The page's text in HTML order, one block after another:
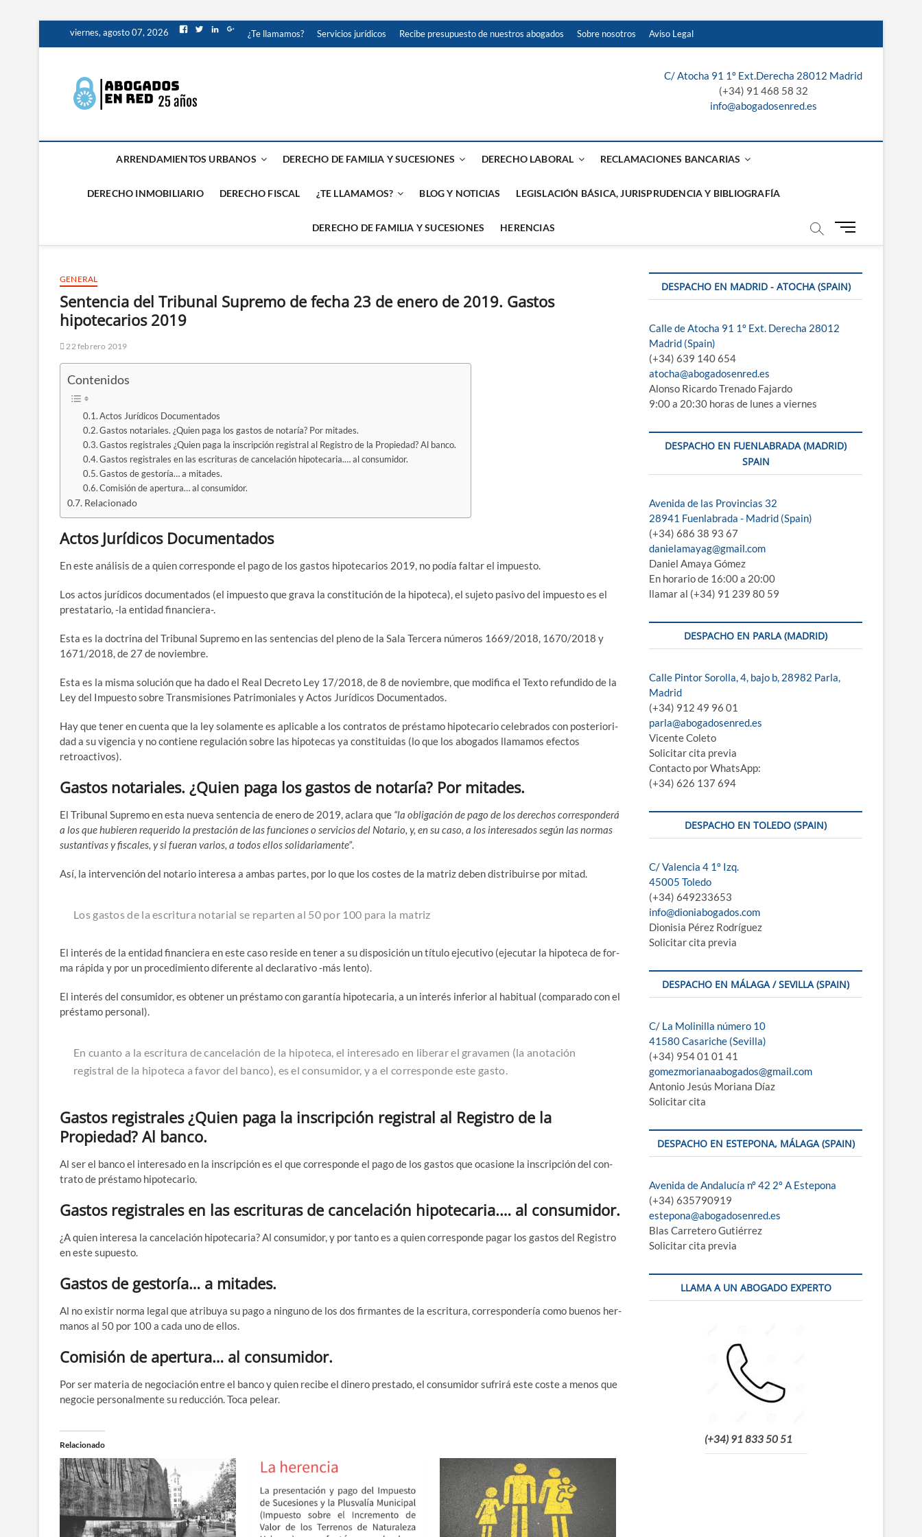
viernes, agosto 07, 2026 FacebookTwitterLinkedInGoogle+
¿Te llamamos? Servicios jurídicos Recibe presupuesto de nuestros abogados Sobre nosotros Aviso Legal
de
nuestros
Abogados en Red: Madrid, Toledo, Malaga, Sevilla y
C/ Atocha 91 1º Ext.Derecha 28012 Madrid
(+34) 91 468 58 32
info@abogadosenred.es
ARRENDAMIENTOS URBANOS DERECHO DE FAMILIA Y SUCESIONES DERECHO LABORAL RECLAMACIONES BANCARIAS
DERECHO INMOBILIARIO DERECHO FISCAL ¿TE LLAMAMOS? BLOG Y NOTICIAS LEGISLACIÓN BÁSICA, JURISPRUDENCIA Y BIBLIOGRAFÍA
DERECHO DE FAMILIA Y SUCESIONES HERENCIAS
B
ó
n
d
GENERAL
Sentencia del Tribunal Supremo de fecha 23 de enero de 2019. Gastos
hipotecarios 2019
22 febrero 2019
Con­te­ni­dos
Actos Jurí­di­cos Documentados
Gas­tos nota­ria­les. ¿Quien paga los gas­tos de nota­ría? Por mitades.
Gas­tos regis­tra­les ¿Quien paga la ins­crip­ción regis­tral al Regis­tro de la Pro­pie­dad? Al banco.
Gas­tos regis­tra­les en las escri­tu­ras de can­ce­la­ción hipo­te­ca­ria.… al consumidor.
Gas­tos de ges­to­ría… a mitades.
Comi­sión de aper­tu­ra… al consumidor.
Rela­cio­na­do
Actos Jurídicos Documentados
En este aná­li­sis de a quien corres­pon­de el pago de los gas­tos hipo­te­ca­rios 2019, no podía fal­tar el impuesto.
Los actos jurí­di­cos docu­men­ta­dos (el impues­to que gra­va la cons­ti­tu­ción de la hipo­te­ca), el suje­to pasi­vo del impues­to es el
pres­ta­ta­rio, ‑la enti­dad financiera-.
Esta es la doc­tri­na del Tri­bu­nal Supre­mo en las sen­ten­cias del pleno de la Sala Ter­ce­ra núme­ros 1669/​2018, 1670/​2018 y
1671/​2018, de 27 de noviembre.
Esta es la mis­ma solu­ción que ha dado el Real Decre­to Ley 17/​2018, de 8 de noviem­bre, que modi­fi­ca el Tex­to refun­di­do de la
Ley del Impues­to sobre Trans­mi­sio­nes Patri­mo­nia­les y Actos Jurí­di­cos Documentados.
Hay que tener en cuen­ta que la ley sola­men­te es apli­ca­ble a los con­tra­tos de prés­ta­mo hipo­te­ca­rio cele­bra­dos con pos­te­rio­ri­
dad a su vigen­cia y no con­tie­ne regu­la­ción sobre las hipo­te­cas ya cons­ti­tui­das (lo que los abo­ga­dos lla­ma­mos efec­tos
retroactivos).
Gastos notariales. ¿Quien paga los gastos de notaría? Por mitades.
El Tri­bu­nal Supre­mo en esta nue­va sen­ten­cia de enero de 2019, acla­ra que “la obli­ga­ción de pago de los dere­chos corres­pon­de­rá
a los que hubie­ren reque­ri­do la pres­ta­ción de las fun­cio­nes o ser­vi­cios del Nota­rio, y, en su caso, a los intere­sa­dos según las nor­mas
sus­tan­ti­vas y fis­ca­les, y si fue­ran varios, a todos ellos soli­da­ria­men­te”.
Así, la inter­ven­ción del nota­rio intere­sa a ambas par­tes, por lo que los cos­tes de la matriz deben dis­tri­buir­se por mitad.
Los gas­tos de la escri­tu­ra nota­rial se repar­ten al 50 por 100 para la matriz
El inte­rés de la enti­dad finan­cie­ra en este caso resi­de en tener a su dis­po­si­ción un títu­lo eje­cu­ti­vo (eje­cu­tar la hipo­te­ca de for­
ma rápi­da y por un pro­ce­di­mien­to dife­ren­te al decla­ra­ti­vo ‑más lento).
El inte­rés del con­su­mi­dor, es obte­ner un prés­ta­mo con garan­tía hipo­te­ca­ria, a un inte­rés infe­rior al habi­tual (com­pa­ra­do con el
prés­ta­mo personal).
En cuan­to a la escri­tu­ra de can­ce­la­ción de la hipo­te­ca, el intere­sa­do en libe­rar el gra­va­men (la ano­ta­ción
regis­tral de la hipo­te­ca a favor del ban­co), es el con­su­mi­dor, y a el corres­pon­de este gasto.
Gastos registrales ¿Quien paga la inscripción registral al Registro de la
Propiedad? Al banco.
Al ser el ban­co el intere­sa­do en la ins­crip­ción es el que corres­pon­de el pago de los gas­tos que oca­sio­ne la ins­crip­ción del con­
tra­to de prés­ta­mo hipotecario.
Gastos registrales en las escrituras de cancelación hipotecaria.… al consumidor.
¿A quien intere­sa la can­ce­la­ción hipo­te­ca­ria? Al con­su­mi­dor, y por tan­to es a quien corres­pon­de pagar los gas­tos del Regis­tro
en este supuesto.
Gastos de gestoría… a mitades.
Al no exis­tir nor­ma legal que atri­bu­ya su pago a nin­guno de los dos fir­man­tes de la escri­tu­ra, corres­pon­de­ría como bue­nos her­
ma­nos al 50 por 100 a cada uno de ellos.
Comisión de apertura… al consumidor.
Por ser mate­ria de nego­cia­ción entre el ban­co y quien reci­be el dine­ro pres­ta­do, el con­su­mi­dor sufri­rá este cos­te a menos que
nego­cie per­so­nal­men­te su reduc­ción. Toca pelear.
Relacionado
DESPACHO EN MADRID - ATOCHA (SPAIN)
Calle de Atocha 91 1º Ext. Derecha 28012
Madrid (Spain)
(+34) 639 140 654
atocha@abogadosenred.es
Alonso Ricardo Trenado Fajardo
9:00 a 20:30 horas de lunes a viernes
DESPACHO EN FUENLABRADA (MADRID)
SPAIN
Avenida de las Provincias 32
28941 Fuenlabrada - Madrid (Spain)
(+34) 686 38 93 67
danielamayag@gmail.com
Daniel Amaya Gómez
En horario de 16:00 a 20:00
llamar al (+34) 91 239 80 59
DESPACHO EN PARLA (MADRID)
Calle Pintor Sorolla, 4, bajo b, 28982 Parla,
Madrid
(+34) 912 49 96 01
parla@abogadosenred.es
Vicente Coleto
Solicitar cita previa
Contacto por WhatsApp:
(+34) 626 137 694
DESPACHO EN TOLEDO (SPAIN)
C/ Valencia 4 1º Izq.
45005 Toledo
(+34) 649233653
info@dioniabogados.com
Dionisia Pérez Rodríguez
Solicitar cita previa
DESPACHO EN MÁLAGA / SEVILLA (SPAIN)
C/ La Molinilla número 10
41580 Casariche (Sevilla)
(+34) 954 01 01 41
gomezmorianaabogados@gmail.com
Antonio Jesús Moriana Díaz
Solicitar cita
DESPACHO EN ESTEPONA, MÁLAGA (SPAIN)
Avenida de Andalucía nº 42 2º A Estepona
(+34) 635790919
estepona@abogadosenred.es
Blas Carretero Gutiérrez
Solicitar cita previa
LLAMA A UN ABOGADO EXPERTO
(+34) 91 833 50 51